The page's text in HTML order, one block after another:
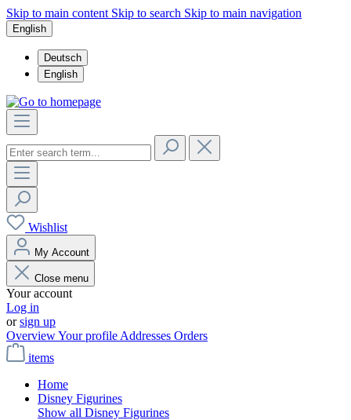
Skip to main content Skip to search Skip to main navigation
English
Deutsch
English
Wishlist
My Account
Close menu
Your account
Log in
orsign up
OverviewYour profile Addresses Orders
items
Home
Disney Figurines
Show all Disney Figurines